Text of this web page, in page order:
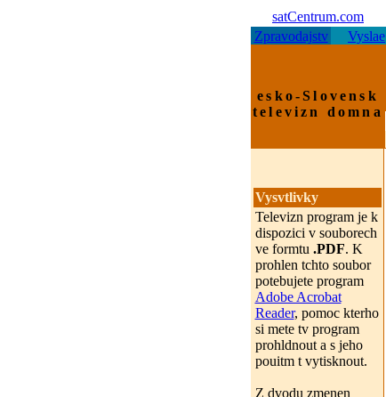
satCentrum.com
Zpravodajstv
Vyslae
esko-Slovensk
televizn domna
Vysvtlivky
Televizn program je k
dispozici v souborech
ve formtu .PDF. K
prohlen tchto soubor
potebujete program
Adobe Acrobat
Reader, pomoc kterho
si mete tv program
prohldnout a s jeho
pouitm t vytisknout.
Z dvodu zmenen